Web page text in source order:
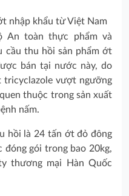
nhập khẩu từ Việt Nam
An toàn thực phẩm và
cầu thu hồi sản phẩm ớt
bán tại nước này, do
tricyclazole vượt ngưỡng
thuộc trong sản xuất
nấm.
hồi là 24 tấn ớt đỏ đông
đóng gói trong bao 20kg,
thương mại Hàn Quốc